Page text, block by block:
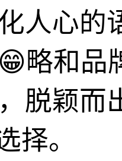
人心的
略和品
脱颖而
择。